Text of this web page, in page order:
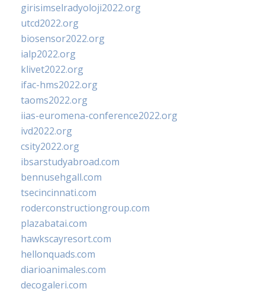
girisimselradyoloji2022.org
utcd2022.org
biosensor2022.org
ialp2022.org
klivet2022.org
ifac-hms2022.org
taoms2022.org
iias-euromena-conference2022.org
ivd2022.org
csity2022.org
ibsarstudyabroad.com
bennusehgall.com
tsecincinnati.com
roderconstructiongroup.com
plazabatai.com
hawkscayresort.com
hellonquads.com
diarioanimales.com
decogaleri.com